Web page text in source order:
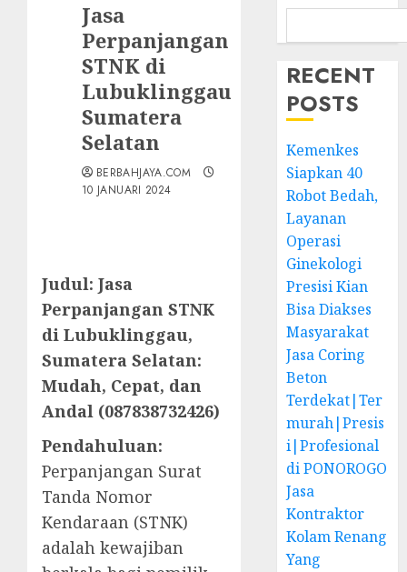
Jasa
Perpanjangan
STNK di
Lubuklinggau
Sumatera
Selatan
BERBAHJAYA.COM
10 JANUARI 2024
Judul: Jasa
Perpanjangan STNK
di Lubuklinggau,
Sumatera Selatan:
Mudah, Cepat, dan
Andal (087838732426)
Pendahuluan:
Perpanjangan Surat
Tanda Nomor
Kendaraan (STNK)
adalah kewajiban
RECENT
POSTS
Kemenkes
Siapkan 40
Robot Bedah,
Layanan
Operasi
Ginekologi
Presisi Kian
Bisa Diakses
Masyarakat
Jasa Coring
Beton
Terdekat|Ter
murah|Presis
i|Profesional
di PONOROGO
Jasa
Kontraktor
Kolam Renang
Yang